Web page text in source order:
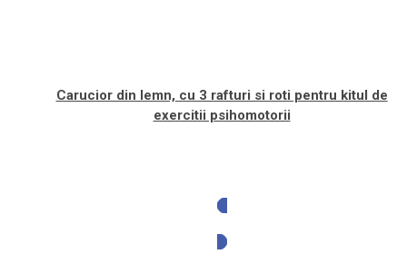
Carucior din lemn, cu 3 rafturi si roti pentru kitul de
exercitii psihomotorii